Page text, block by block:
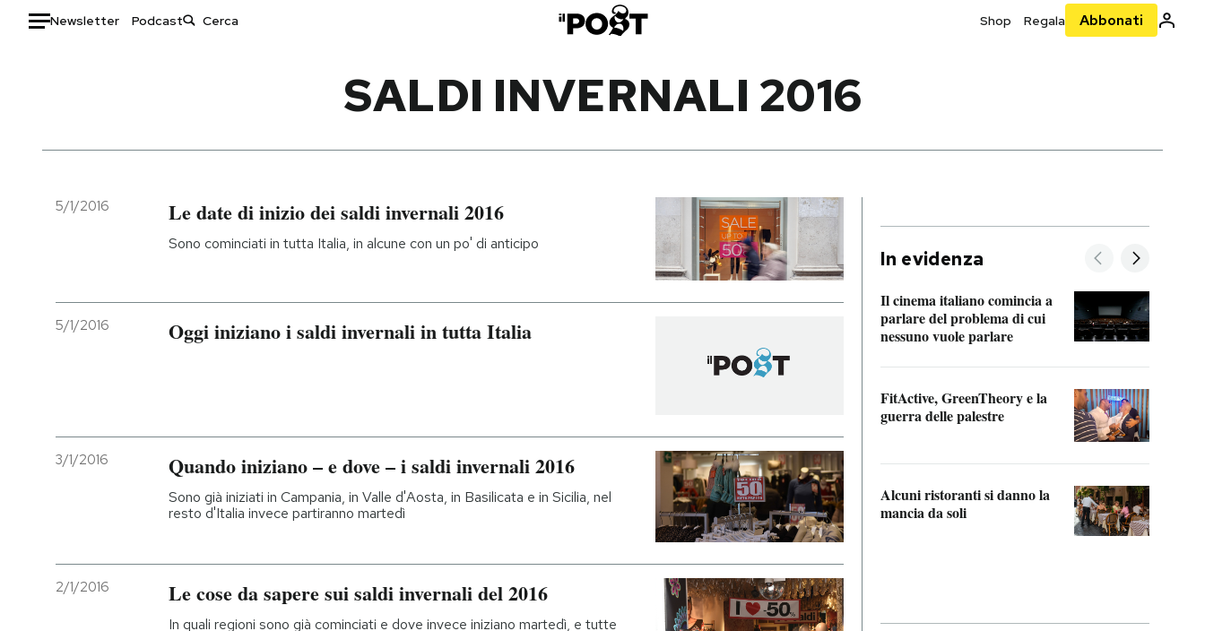
Newsletter Podcast Shop Regala Abbonati
Italia
Politica
Cultura
Economia
Moda
Ok Boomer!
Europa
Altrecose
PODCAST
SALDI INVERNALI 2016
5/1/2016 Le date di inizio dei saldi invernali 2016
Sono cominciati in tutta Italia, in alcune con un po' di anticipo
5/1/2016 Oggi iniziano i saldi invernali in tutta Italia
3/1/2016 Quando iniziano – e dove – i saldi invernali 2016
Sono già iniziati in Campania, in Valle d'Aosta, in Basilicata e in Sicilia, nel
resto d'Italia invece partiranno martedì
2/1/2016 Le cose da sapere sui saldi invernali del 2016
In quali regioni sono già cominciati e dove invece iniziano martedì, e tutte
In evidenza
Il cinema italiano comincia a
parlare del problema di cui
nessuno vuole parlare
FitActive, GreenTheory e la
guerra delle palestre
Alcuni ristoranti si danno la
mancia da soli